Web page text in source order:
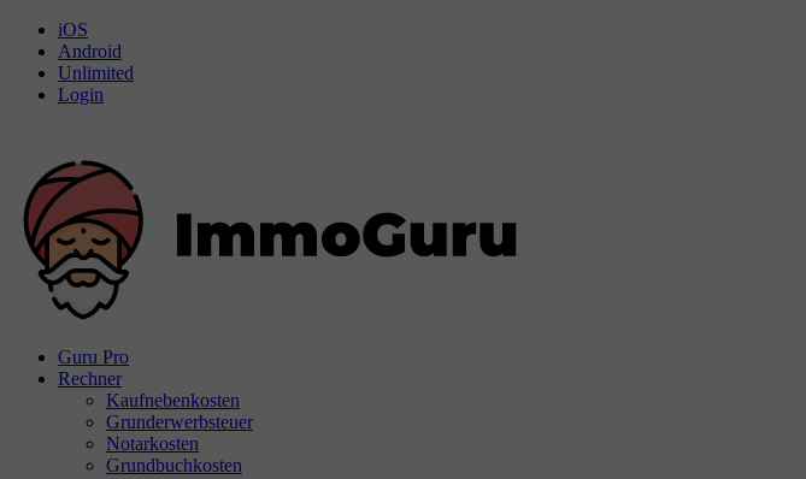
iOS
Android
Unlimited
Login
Guru Pro
Rechner
Kaufnebenkosten
Grunderwerbsteuer
Notarkosten
Grundbuchkosten